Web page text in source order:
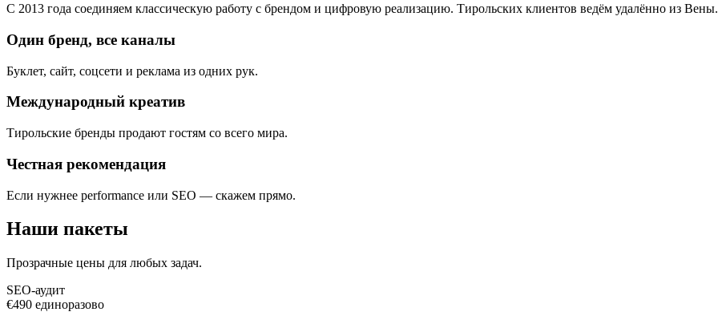
С 2013 года соединяем классическую работу с брендом и цифровую реализацию. Тирольских клиентов ведём удалённо из Вены.
Один бренд, все каналы
Буклет, сайт, соцсети и реклама из одних рук.
Международный креатив
Тирольские бренды продают гостям со всего мира.
Честная рекомендация
Если нужнее performance или SEO — скажем прямо.
Наши пакеты
Прозрачные цены для любых задач.
SEO-аудит
€490 единоразово